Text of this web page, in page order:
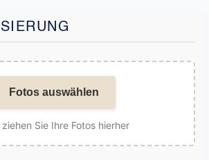
Fotos auswählen
Sie Ihre Fotos hierher